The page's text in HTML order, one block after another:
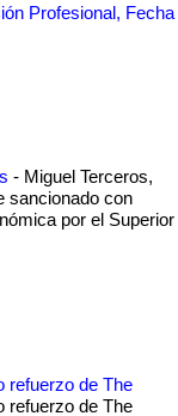
Profesional, Fecha
- Miguel Terceros,
sancionado con
por el Superior
refuerzo de The
refuerzo de The